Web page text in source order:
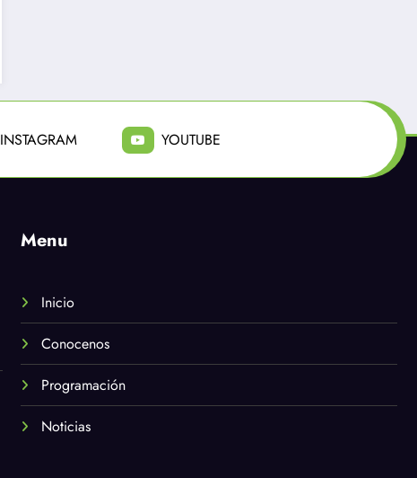
INSTAGRAM YOUTUBE
Menu
Inicio
Conocenos
Programación
Noticias